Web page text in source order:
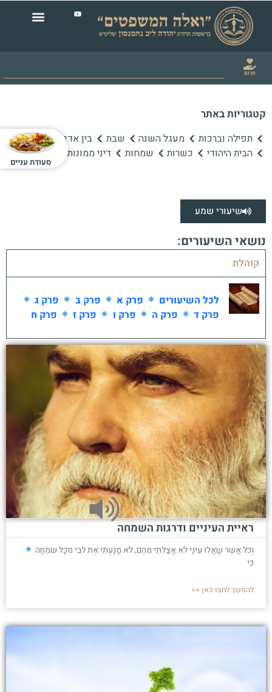
תרום
קטגוריות באתר
תפילה וברכות מעגל השנה שבת
בין אדם לחברו
הבית היהודי
כשרות שמחות דיני ממונות
שיעורי שמע
נושאי השיעורים:
קוהלת
לכל השיעורים פרק א פרק ב
פרק ג
פרק ד
פרק ה פרק ו פרק ז פרק ח
ראיית העיניים ודרגות השמחה
וְכֹל אֲשֶׁר שָׁאֲלוּ עֵינַי לֹא אָצַלְתִּי מֵהֶם, לֹא מָנַעְתִּי אֶת לִבִּי מִכָּל שִׂמְחָה
כִּי
להמשך לחצו כאן >>
סעודת עניים